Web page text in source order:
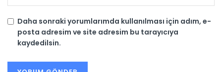
Daha sonraki yorumlarımda kullanılması için adım, e-
posta adresim ve site adresim bu tarayıcıya
kaydedilsin.